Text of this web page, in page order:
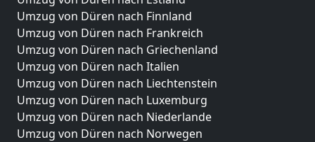
Umzug von Düren nach Finnland
Umzug von Düren nach Frankreich
Umzug von Düren nach Griechenland
Umzug von Düren nach Italien
Umzug von Düren nach Liechtenstein
Umzug von Düren nach Luxemburg
Umzug von Düren nach Niederlande
Umzug von Düren nach Norwegen